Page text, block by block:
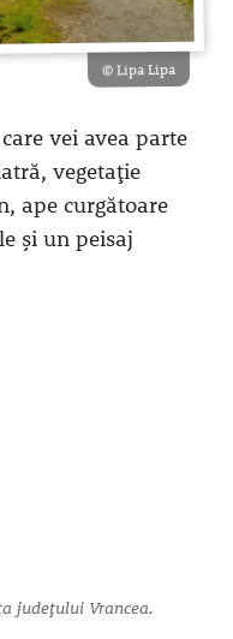
© Lipa Lipa
vei avea parte
vegetație
ape curgătoare
și un peisaj
județului Vrancea.